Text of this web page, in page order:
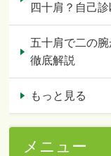
四十肩？自己
五十肩で二の
徹底解説
もっと見る
メニュー